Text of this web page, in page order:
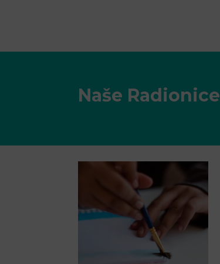
Naše Radionice